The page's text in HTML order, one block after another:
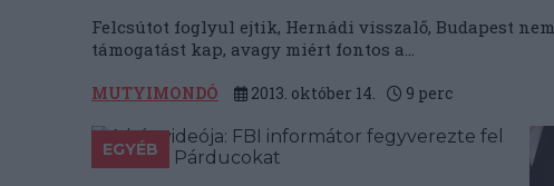
Felcsútot foglyul ejtik, Hernádi visszalő, Budapest
támogatást kap, avagy miért fontos a...
MUTYIMONDÓ 2013. október 14. 9 perc
EGYÉB